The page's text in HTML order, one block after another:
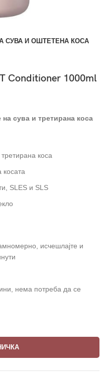
СУВА И ОШТЕТЕНА КОСА
Conditioner 1000ml
сува и третирана косa
коса
косата
SLES и SLS
исчешлајте и
нема потреба да се